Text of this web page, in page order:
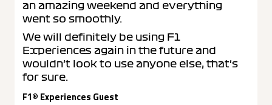
an amazing weekend and everything
went so smoothly.
We will definitely be using F1
Experiences again in the future and
wouldn't look to use anyone else, that's
for sure.
F1® Experiences Guest